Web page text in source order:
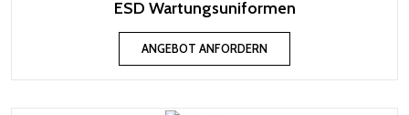
ESD Wartungsuniformen
ANGEBOT ANFORDERN